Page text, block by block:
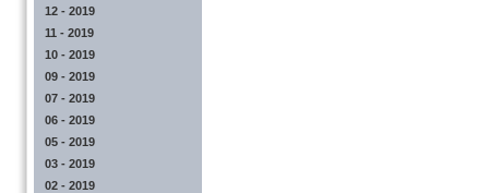
12 - 2019
11 - 2019
10 - 2019
09 - 2019
07 - 2019
06 - 2019
05 - 2019
03 - 2019
02 - 2019